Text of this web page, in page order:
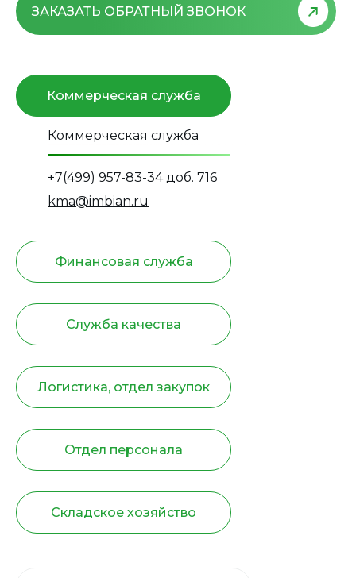
ЗАКАЗАТЬ ОБРАТНЫЙ ЗВОНОК
Коммерческая служба
Коммерческая служба
+7(499) 957-83-34 доб. 716
kma@imbian.ru
Финансовая служба
Служба качества
Логистика, отдел закупок
Отдел персонала
Складское хозяйство